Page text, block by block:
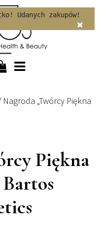
Udanych zakupów!
Nagroda „Twórcy Piękna
Piękna
Bartos